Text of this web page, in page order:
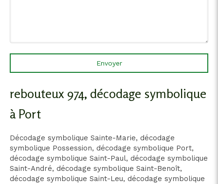
Envoyer
rebouteux 974, décodage symbolique
à Port
Décodage symbolique Sainte-Marie, décodage
symbolique Possession, décodage symbolique Port,
décodage symbolique Saint-Paul, décodage symbolique
Saint-André, décodage symbolique Saint-Benoît,
décodage symbolique Saint-Leu, décodage symbolique